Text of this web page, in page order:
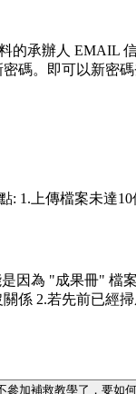
的承辦人 EMAIL
碼。即可以新密碼
: 1.上傳檔案未達
因為 "成果冊" 檔
係 2.若先前已經
加補救教學了，要如